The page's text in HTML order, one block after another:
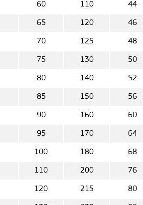
60 110 44
65 120 46
70 125 48
75 130 50
80 140 52
85 150 56
90 160 60
95 170 64
100 180 68
110 200 76
120 215 80